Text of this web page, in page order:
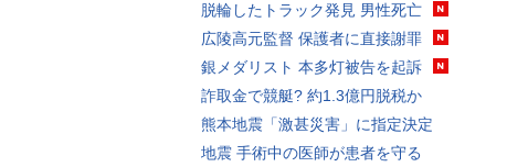
脱輪したトラック発見 男性死亡
広陵高元監督 保護者に直接謝罪
銀メダリスト 本多灯被告を起訴
詐取金で競艇? 約1.3億円脱税か
熊本地震「激甚災害」に指定決定
地震 手術中の医師が患者を守る